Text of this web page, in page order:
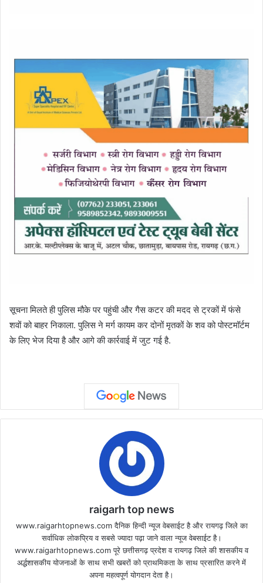
सूचना मिलते ही पुलिस मौके पर पहुंची और गैस कटर की मदद से ट्रकों में फंसे
शवों को बाहर निकाला. पुलिस ने मर्ग कायम कर दोनों मृतकों के शव को पोस्टमॉर्टम
के लिए भेज दिया है और आगे की कार्रवाई में जुट गई है.
raigarh top news
www.raigarhtopnews.com दैनिक हिन्दी न्यूज वेबसाईट है और रायगढ़ जिले का
सर्वाधिक लोकप्रिय व सबसे ज्यादा पढ़ा जाने वाला न्यूज वेबसाईट है।
www.raigarhtopnews.com पूरे छत्तीसगढ़ प्रदेश व रायगढ़ जिले की शासकीय व
अर्द्धशासकीय योजनाओं के साथ सभी खबरों को प्राथमिकता के साथ प्रसारित करने में
अपना महत्वपूर्ण योगदान देता है।